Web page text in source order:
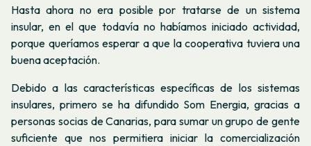
Hasta ahora no era posible por tratarse de un sistema
insular, en el que todavía no habíamos iniciado actividad,
porque queríamos esperar a que la cooperativa tuviera una
buena aceptación.
Debido a las características específicas de los sistemas
insulares, primero se ha difundido Som Energia, gracias a
personas socias de Canarias, para sumar un grupo de gente
suficiente que nos permitiera iniciar la comercialización